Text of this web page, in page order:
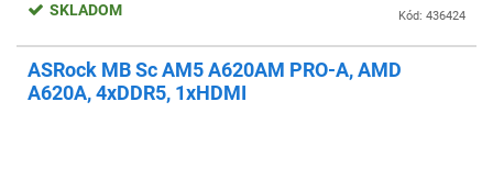
Kód: 436424
SKLADOM
ASRock MB Sc AM5 A620AM PRO-A, AMD
A620A, 4xDDR5, 1xHDMI